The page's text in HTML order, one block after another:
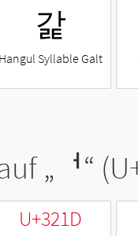
갍
Hangul Syllable Galt
„ ᅥ“
U+321D